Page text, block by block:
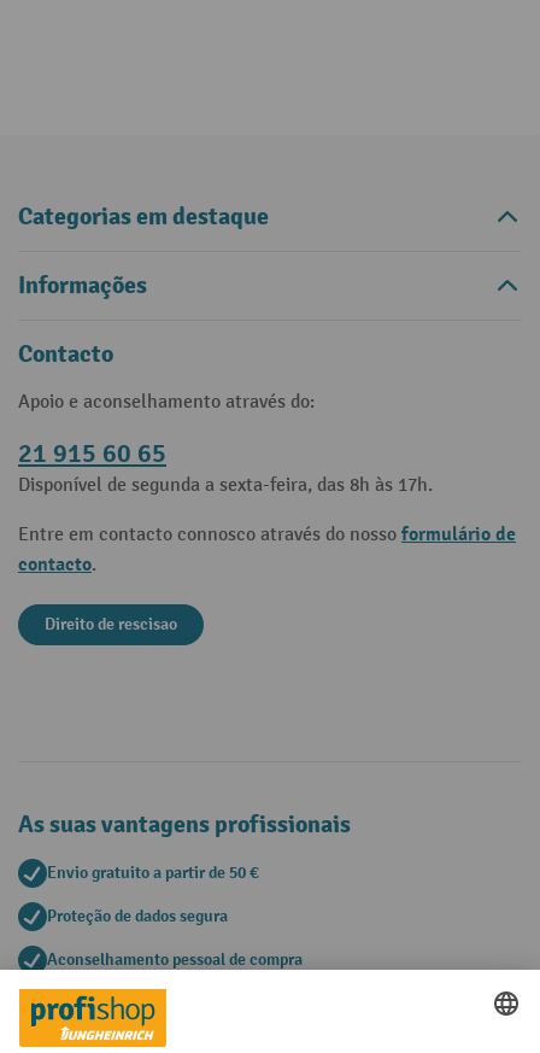
Categorias em destaque
Informações
Contacto
Apoio e aconselhamento através do:
21 915 60 65
Disponível de segunda a sexta-feira, das 8h às 17h.
Entre em contacto connosco através do nosso formulário de
contacto.
Direito de rescisao
As suas vantagens profissionais
Envio gratuito a partir de 50 €
Proteção de dados segura
Aconselhamento pessoal de compra
Métodos de pagamento